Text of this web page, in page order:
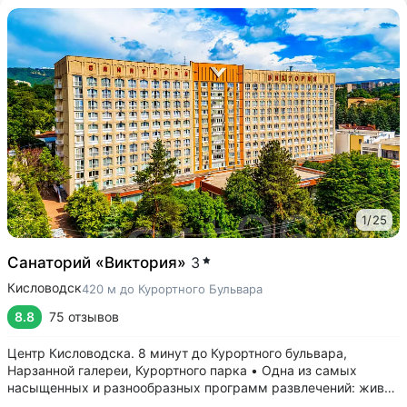
1/25
Санаторий «Виктория» 3
Кисловодск420 м до Курортного Бульвара
8.8 75 отзывов
Центр Кисловодска. 8 минут до Курортного бульвара,
Нарзанной галереи, Курортного парка • Одна из самых
насыщенных и разнообразных программ развлечений: живая